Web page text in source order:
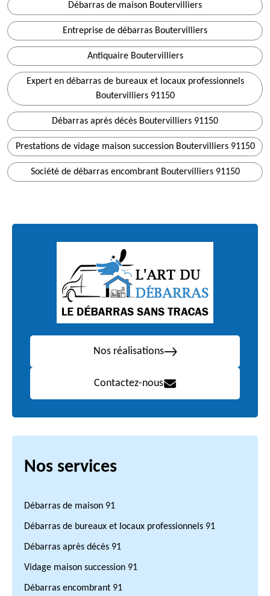
Débarras de maison Boutervilliers
Entreprise de débarras Boutervilliers
Antiquaire Boutervilliers
Expert en débarras de bureaux et locaux professionnels
Boutervilliers 91150
Débarras après décès Boutervilliers 91150
Prestations de vidage maison succession Boutervilliers 91150
Société de débarras encombrant Boutervilliers 91150
Nos réalisations
Contactez-nous
Nos services
Débarras de maison 91
Débarras de bureaux et locaux professionnels 91
Débarras après décès 91
Vidage maison succession 91
Débarras encombrant 91